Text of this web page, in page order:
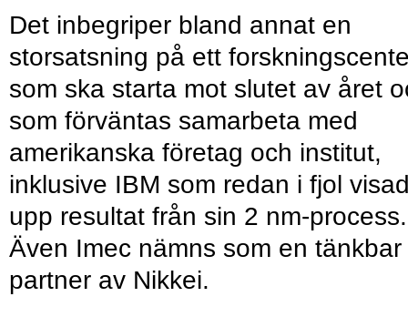
Det inbegriper bland annat en
storsatsning på ett
som ska starta mot slutet av året
som förväntas samarbeta med
amerikanska företag och institut,
inklusive IBM som redan i fjol
upp resultat från sin 2 nm-process.
Även Imec nämns som en tänkbar
partner av Nikkei.